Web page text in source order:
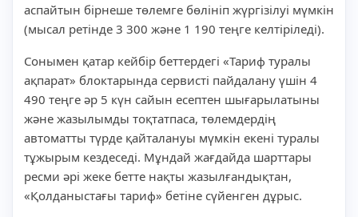
аспайтын бірнеше төлемге бөлініп жүргізілуі мүмкін
(мысал ретінде 3 300 және 1 190 теңге келтіріледі).
Сонымен қатар кейбір беттердегі «Тариф туралы
ақпарат» блоктарында сервисті пайдалану үшін 4
490 теңге әр 5 күн сайын есептен шығарылатыны
және жазылымды тоқтатпаса, төлемдердің
автоматты түрде қайталануы мүмкін екені туралы
тұжырым кездеседі. Мұндай жағдайда шарттары
ресми әрі жеке бетте нақты жазылғандықтан,
«Қолданыстағы тариф» бетіне сүйенген дұрыс.